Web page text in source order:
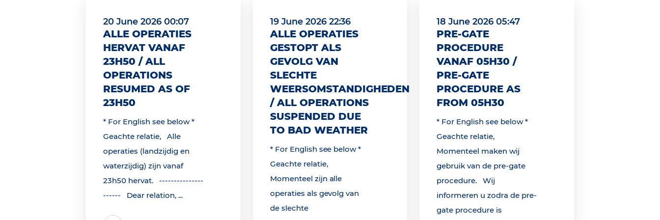
20 June 2026 00:07
ALLE OPERATIES
HERVAT VANAF
23H50 / ALL
OPERATIONS
RESUMED AS OF
23H50
* For English see below *
Geachte relatie, Alle
operaties (landzijdig en
waterzijdig) zijn vanaf
23h50 hervat. ---------------
------ Dear relation, ...
19 June 2026 22:36
ALLE OPERATIES
GESTOPT ALS
GEVOLG VAN
SLECHTE
WEERSOMSTANDIGHEDEN
/ ALL OPERATIONS
SUSPENDED DUE
TO BAD WEATHER
* For English see below *
Geachte relatie,
Momenteel zijn alle
operaties als gevolg van
de slechte
18 June 2026 05:47
PRE-GATE
PROCEDURE
VANAF 05H30 /
PRE-GATE
PROCEDURE AS
FROM 05H30
* For English see below *
Geachte relatie,
Momenteel maken wij
gebruik van de pre-gate
procedure. Wij
informeren u zodra de pre-
gate procedure is